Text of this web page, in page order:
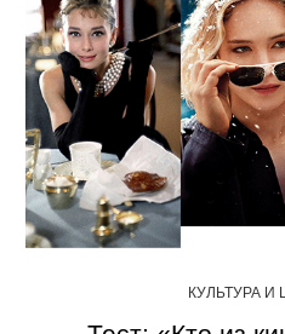
КУЛЬТУРА И